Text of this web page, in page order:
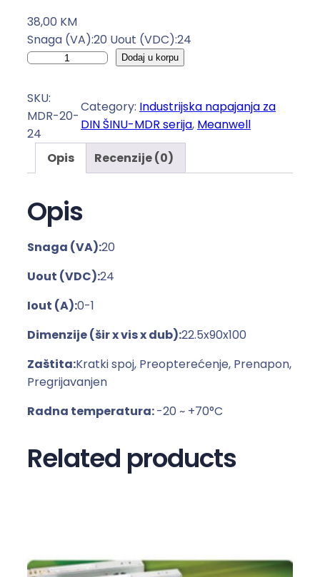
38,00 KM
Snaga (VA):20 Uout (VDC):24
I
d
u
s
s
o
n
p
j
a
n
e
a
D
n
u
Dodaj u korpu
SKU:
MDR-20-
24
Category: Industrijska napajanja za
DIN ŠINU-MDR serija, Meanwell
Opis Recenzije (0)
Opis
Snaga (VA):20
Uout (VDC):24
Iout (A):0-1
Dimenzije (šir x vis x dub):22.5x90x100
Zaštita:Kratki spoj, Preopterećenje, Prenapon,
Pregrijavanjen
Radna temperatura:-20 ~ +70°C
Related products